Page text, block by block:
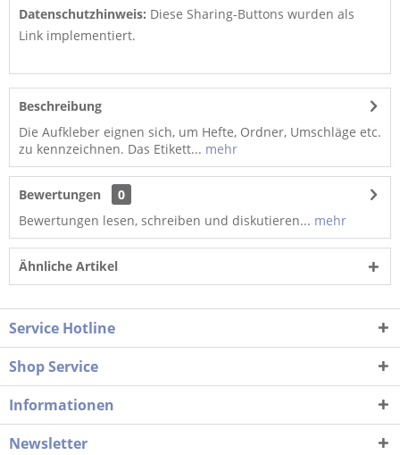
Datenschutzhinweis: Diese Sharing-Buttons wurden als
Link implementiert.
Beschreibung
Die Aufkleber eignen sich, um Hefte, Ordner, Umschläge etc.
zu kennzeichnen. Das Etikett... mehr
Bewertungen
0
Bewertungen lesen, schreiben und diskutieren... mehr
Ähnliche Artikel
Service Hotline
Shop Service
Informationen
Newsletter